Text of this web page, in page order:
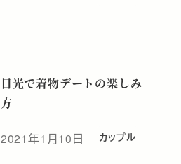
日光で着物デートの楽しみ
方
投稿日
2021年1月10日 カップル